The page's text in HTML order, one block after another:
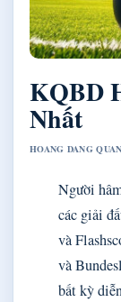
KQBD
Nhất
HOANG DANG
Người
các giải
và
và
bất kỳ